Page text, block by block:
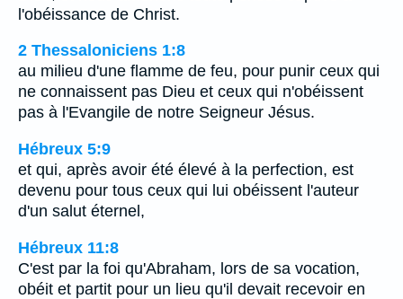
l'obéissance de Christ.
2 Thessaloniciens 1:8
au milieu d'une flamme de feu, pour punir ceux qui
ne connaissent pas Dieu et ceux qui n'obéissent
pas à l'Evangile de notre Seigneur Jésus.
Hébreux 5:9
et qui, après avoir été élevé à la perfection, est
devenu pour tous ceux qui lui obéissent l'auteur
d'un salut éternel,
Hébreux 11:8
C'est par la foi qu'Abraham, lors de sa vocation,
obéit et partit pour un lieu qu'il devait recevoir en